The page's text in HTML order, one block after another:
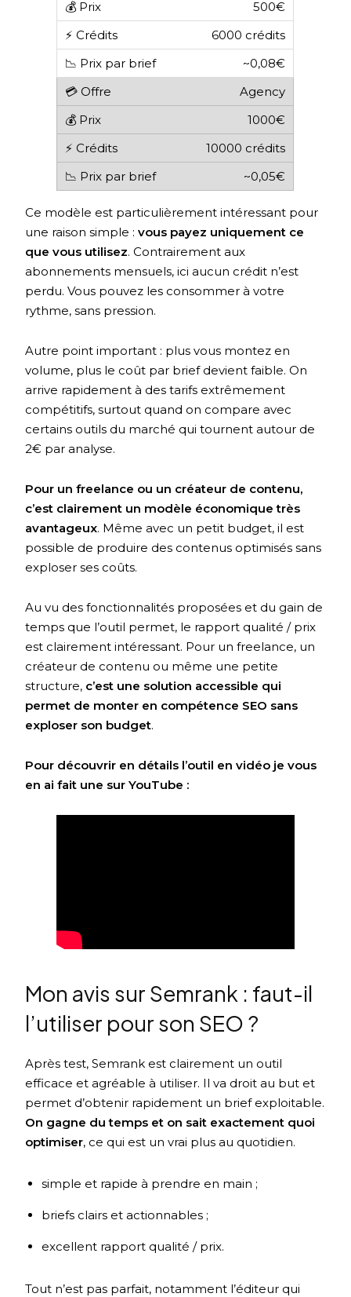
500€
6000 crédits
~0,08€
Agency
1000€
10000 crédits
~0,05€
Ce modèle est particulièrement intéressant pour
une raison simple :vous payez uniquement ce
que vous utilisez. Contrairement aux
abonnements mensuels, ici aucun crédit n’est
perdu. Vous pouvez les consommer à votre
rythme, sans pression.
Autre point important : plus vous montez en
volume, plus le coût par brief devient faible. On
arrive rapidement à des tarifs extrêmement
compétitifs, surtout quand on compare avec
certains outils du marché qui tournent autour de
2€ par analyse.
Pour un freelance ou un créateur de contenu,
c’est clairement un modèle économique très
avantageux. Même avec un petit budget, il est
possible de produire des contenus optimisés sans
exploser ses coûts.
Au vu des fonctionnalités proposées et du gain de
temps que l’outil permet, le rapport qualité / prix
est clairement intéressant. Pour un freelance, un
créateur de contenu ou même une petite
structure, c’est une solution accessible qui
permet de monter en compétence SEO sans
exploser son budget.
Pour découvrir en détails l’outil en vidéo je vous
en ai fait une sur YouTube :
Mon avis sur Semrank : faut-il
l’utiliser pour son SEO ?
Après test, Semrank est clairement un outil
efficace et agréable à utiliser. Il va droit au but et
permet d’obtenir rapidement un brief exploitable.
On gagne du temps et on sait exactement quoi
optimiser, ce qui est un vrai plus au quotidien.
simple et rapide à prendre en main ;
briefs clairs et actionnables ;
excellent rapport qualité / prix.
Tout n’est pas parfait, notamment l’éditeur qui